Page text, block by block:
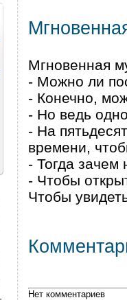
Мгновенная
- Можно ли
- Конечно,
- Но ведь
- На
времени,
- Тогда зачем
- Чтобы
Чтобы
Нет комментариев